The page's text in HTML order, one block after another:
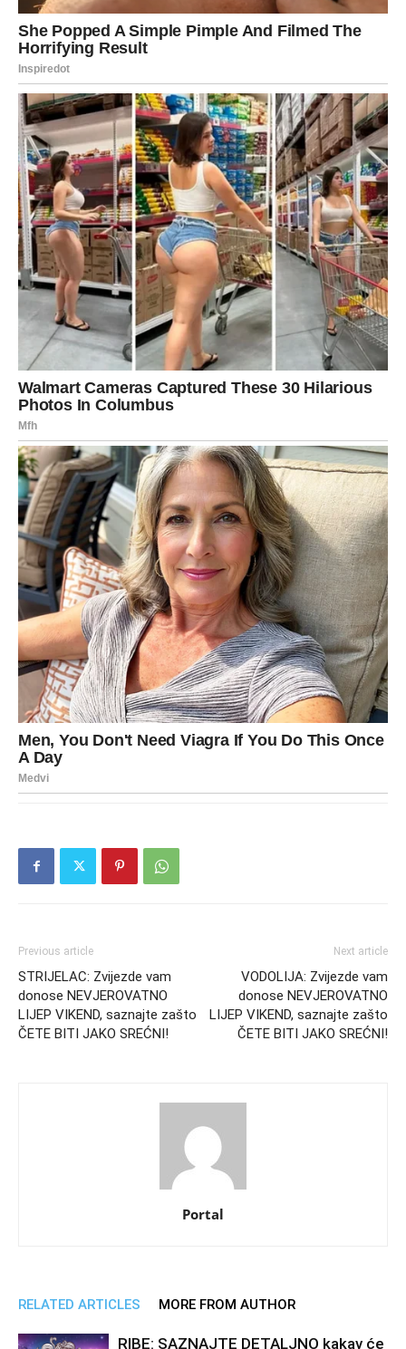
Previous article
STRIJELAC: Zvijezde vam
donose NEVJEROVATNO
LIJEP VIKEND, saznajte zašto
ČETE BITI JAKO SREĆNI!
Next article
VODOLIJA: Zvijezde vam
donose NEVJEROVATNO
LIJEP VIKEND, saznajte zašto
ČETE BITI JAKO SREĆNI!
Portal
RELATED ARTICLES MORE FROM AUTHOR
RIBE: SAZNAJTE DETALJNO kakav će